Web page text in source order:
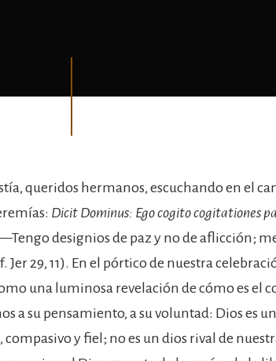
queridos hermanos, escuchando en el
Dicit Dominus: Ego cogito cogitationes
designios de paz y no de aflicción;
Jer 29, 11). En el pórtico de nuestra
una luminosa revelación de cómo es el
a su pensamiento, a su voluntad: Dios es
y fiel; no es un dios rival de